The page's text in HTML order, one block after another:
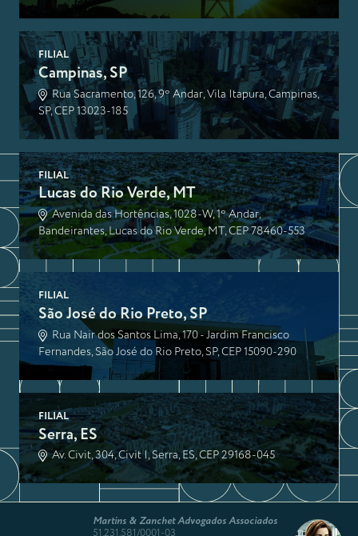
FILIAL
Campinas, SP
Rua Sacramento, 126, 9º Andar, Vila Itapura, Campinas,
SP, CEP 13023-185
FILIAL
Lucas do Rio Verde, MT
Avenida das Hortências, 1028-W, 1º Andar,
Bandeirantes, Lucas do Rio Verde, MT, CEP 78460-553
FILIAL
São José do Rio Preto, SP
Rua Nair dos Santos Lima, 170 - Jardim Francisco
Fernandes, São José do Rio Preto, SP, CEP 15090-290
FILIAL
Serra, ES
Av. Civit, 304, Civit I, Serra, ES, CEP 29168-045
Martins & Zanchet Advogados Associados